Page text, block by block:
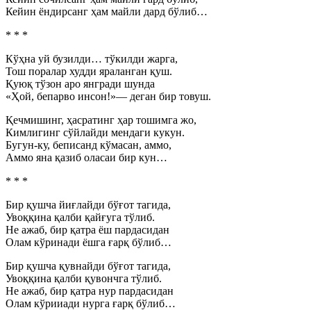
Кейин ёндирсанг ҳам майли дард бўлиб…
* * *
Кўҳна уй бузилди… тўкилди жарга,
Тош поралар худди яраланган қуш.
Қуюқ тўзон аро янгради шунда
«Ҳой, бепарво инсон!»— деган бир товуш.
Қечмишинг, ҳасратинг ҳар тошимга жо,
Кимлигинг сўйлайди мендаги кукун.
Бугун-ку, беписанд кўмасан, аммо,
Аммо яна қазиб оласаи бир кун…
* * *
Бир қушча йиғлайди бўғот тагида,
Увоққина қалби қайғуга тўлиб.
Не ажаб, бир қатра ёш пардасидан
Олам кўринади ёшга ғарқ бўлиб…
Бир қушча қувнайди бўғот тагида,
Увоққина қалби қувончга тўлиб.
Не ажаб, бир қатра нур пардасидан
Олам кўрииади нурга ғарқ бўлиб…